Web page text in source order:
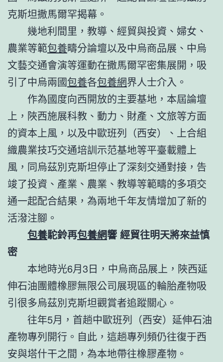
克斯坦撒馬爾罕揭幕。
幾地利間里，教導、經貿與投資、婦女、
農業等範包養疇分論壇以及中烏商品展、中烏
文藝交通會演等運動在撒馬爾罕密集展開，吸
引了中烏兩國包養各包養網界人士介入。
作為國度向西開放的主要基地，本屆論壇
上，陜西施展科教、動力、財產、文旅等方面
的資本上風，以及中歐班列（西安）、上合組
織農業技巧交通培訓示范基地等平臺載體上
風，同烏茲別克斯坦停止了深刻交通對接，告
竣了投資、產業、農業、教導等範疇的多項交
通一起配合結果，為兩地千年友情增加了新的
活潑注腳。
包養駝鈴再包養網響 經貿往明天將來益慎
密
本地時光6月3日，中烏商品展上，陜西延
伸石油團體橡膠無限公司展現區的輪胎產物吸
引很多烏茲別克斯坦觀賞者追蹤關心。
往年5月，首趟中歐班列（西安）延伸石油
產物專列開行。自此，這趟專列頻仍往復于西
安與塔什干之間，為本地帶往橡膠產物。